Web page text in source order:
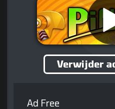
Verwijder
Ad Free